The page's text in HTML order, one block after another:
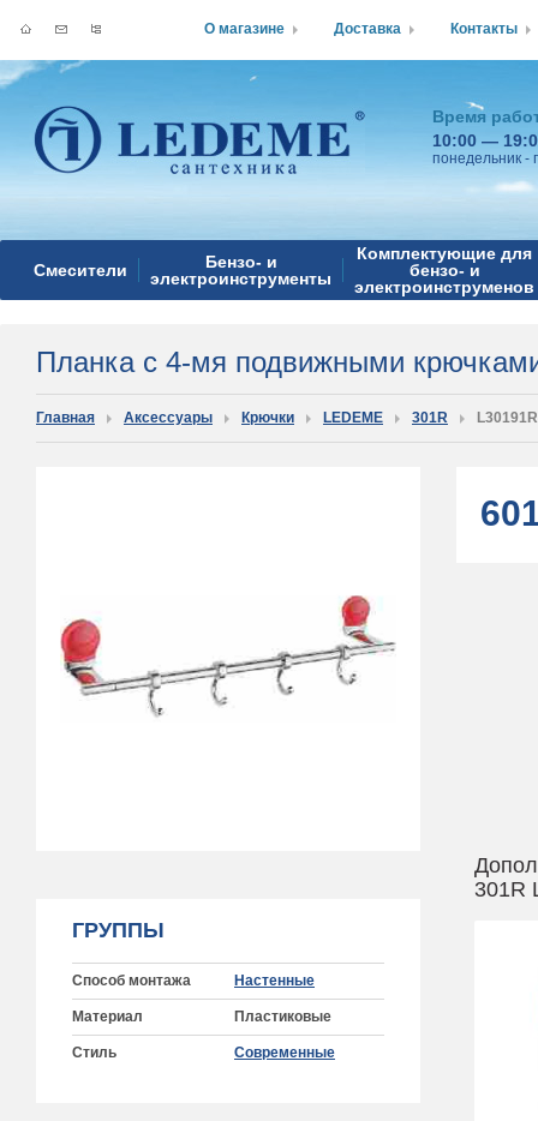
Время
10:00 —
понедельник -
Смесители
Бензо- и
электроинструменты
Комплектующие для
бензо- и
электроинструменов
Планка с 4-мя подвижными
Главная Аксессуары Крючки LEDEME 301R
ГРУППЫ
Способ монтажа Настенные
Материал Пластиковые
Стиль Современные
301R
О магазине Доставка Контакты